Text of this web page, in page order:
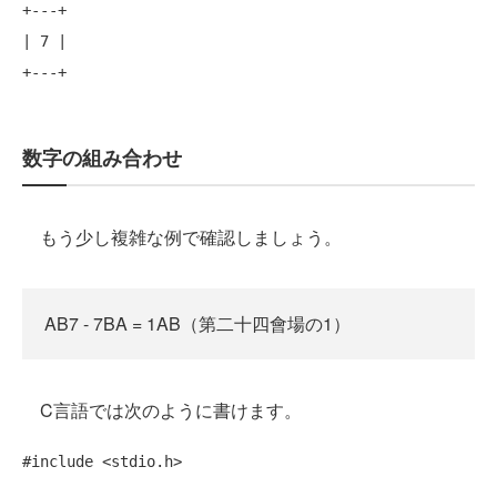
+---+
| 7 |
+---+
数字の組み合わせ
もう少し複雑な例で確認しましょう。
AB7 - 7BA = 1AB（第二十四會場の1）
C言語では次のように書けます。
#include <stdio.h>